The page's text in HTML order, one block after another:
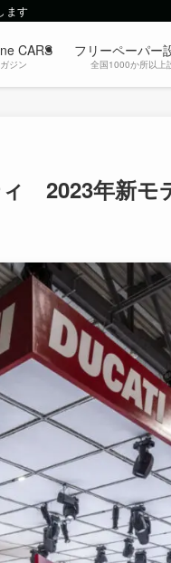
ます
CARS
ジン
フリーペーパー
全国1000か所以上
2023年新モ